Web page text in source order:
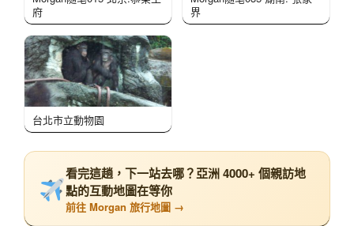
府
界
台北市立動物園
看完這趟，下一站去哪？亞洲 4000+ 個親訪地
點的互動地圖在等你
前往 Morgan 旅行地圖 →